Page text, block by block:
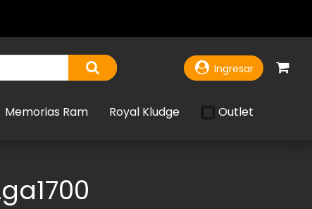
Ingresar
Memorias Ram Royal Kludge Outlet